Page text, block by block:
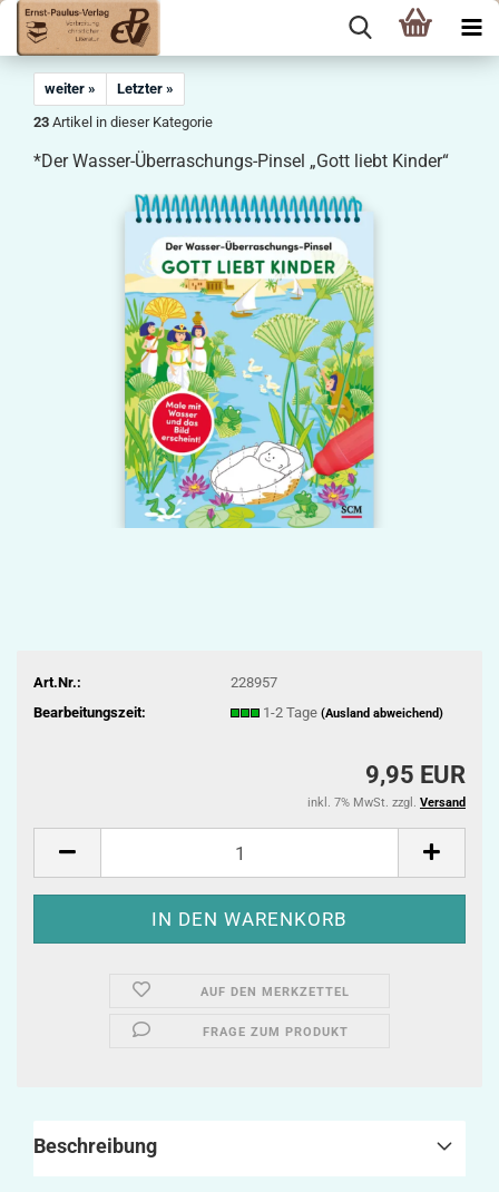
weiter »
Letzter »
23 Artikel in dieser Kategorie
*Der Wasser-Überraschungs-Pinsel „Gott liebt Kinder“
Art.Nr.:
228957
Bearbeitungszeit:
1-2 Tage (Ausland abweichend)
9,95 EUR
inkl. 7% MwSt. zzgl. Versand
AUF DEN MERKZETTEL
FRAGE ZUM PRODUKT
Beschreibung